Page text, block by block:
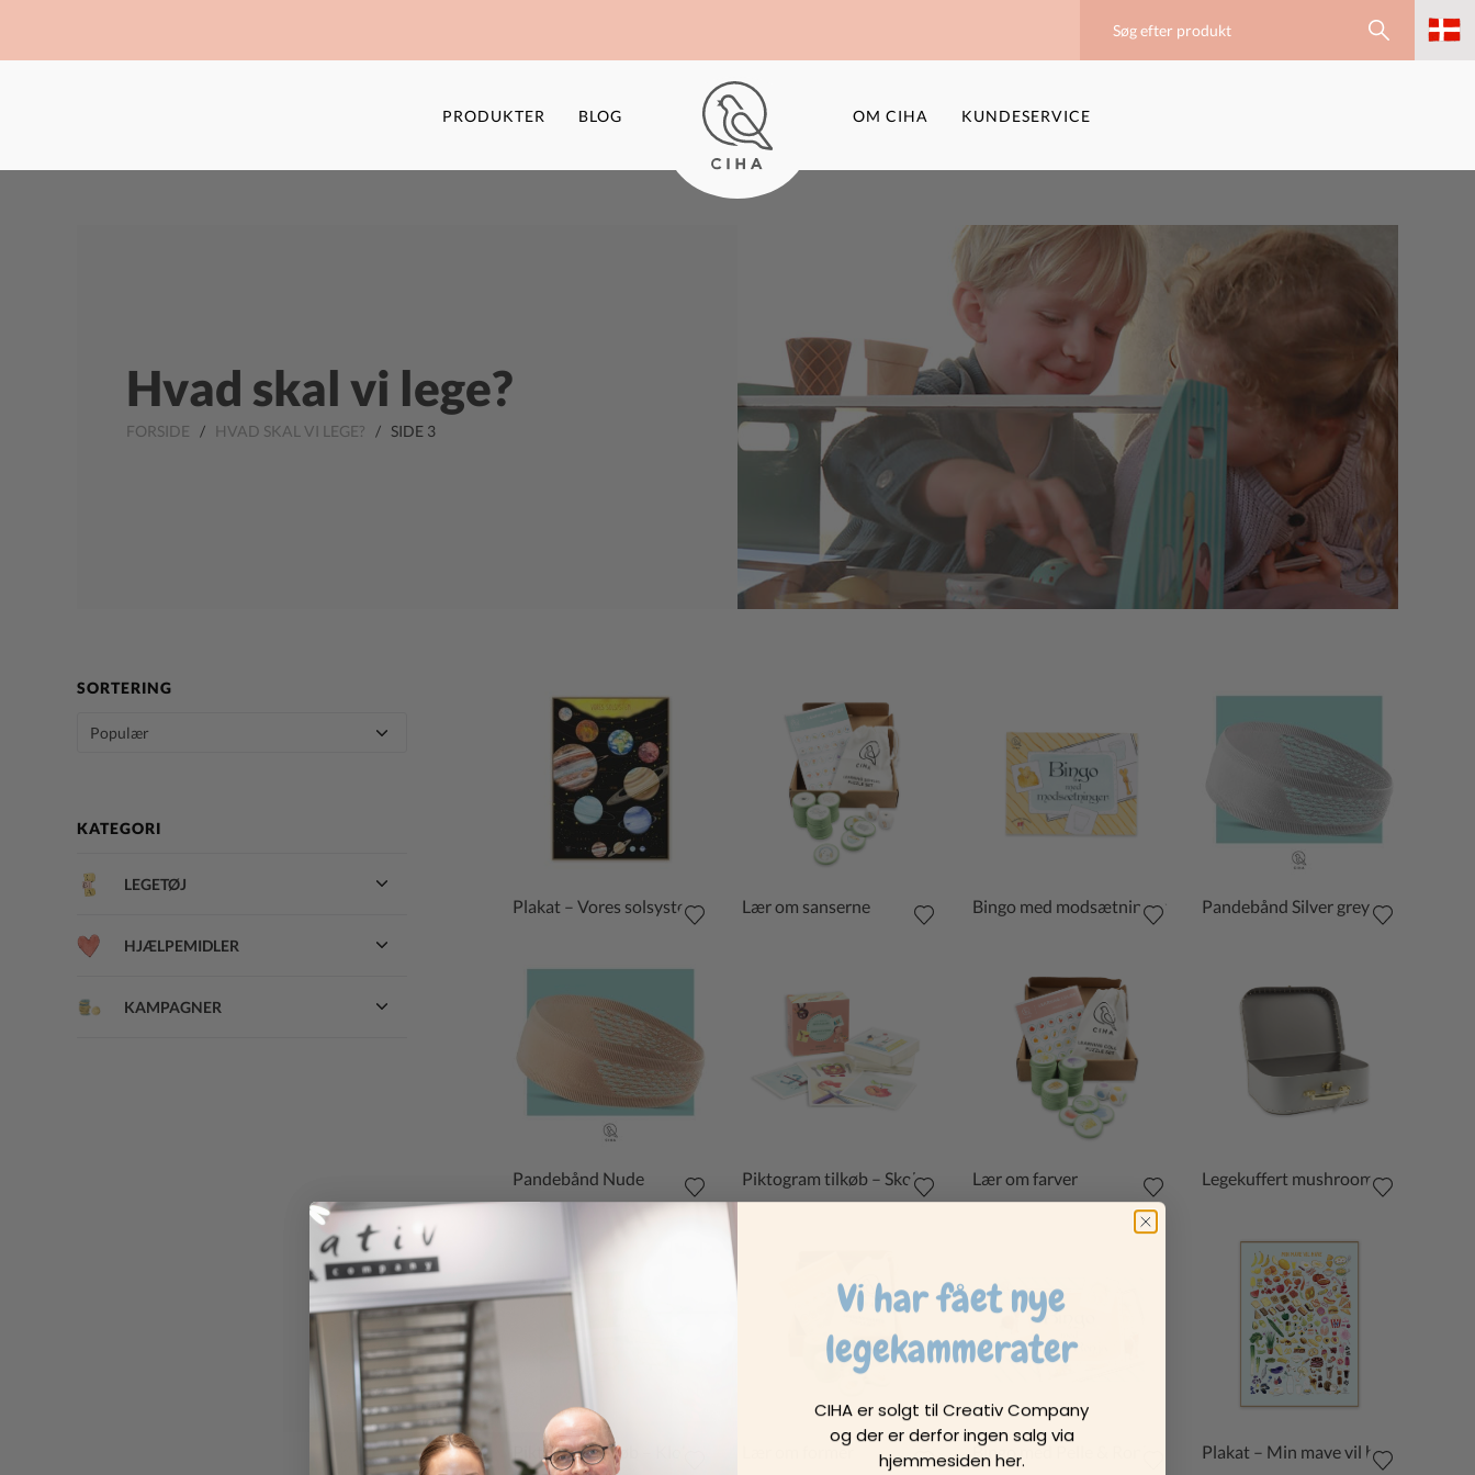
PRODUKTER BLOG OM CIHA KUNDESERVICE
Hvad skal vi lege?
FORSIDE / HVAD SKAL VI LEGE? / SIDE 3
SORTERING
KATEGORI
LEGETØJ
HJÆLPEMIDLER
KAMPAGNER
Plakat – Vores solsystem Lær om sanserne Bingo med modsætninger Pandebånd Silver grey
Pandebånd Nude Piktogram tilkøb – Skole Lær om farver Legekuffert mushroom
Lær om former Bingo med Pelle & Ronja Plakat – Min mave vil have
Vi har fået nye
legekammerater
CIHA er solgt til Creativ Company
og der er derfor ingen salg via
hjemmesiden her.